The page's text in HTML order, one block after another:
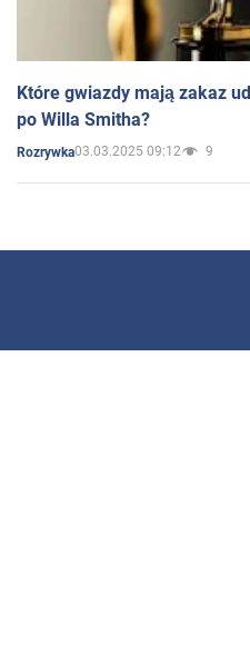
Które gwiazdy mają zakaz
po Willa Smitha?
Rozrywka03.03.2025 09:12 9